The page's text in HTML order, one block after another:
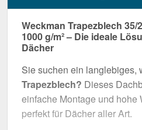
Weckman Trapezblech 35/
1000 g/m² – Die ideale
Dächer
Sie suchen ein langlebiges,
Trapezblech? Dieses
einfache Montage und hohe
perfekt für Dächer aller Art.